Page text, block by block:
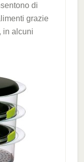
di
grazie
in alcuni